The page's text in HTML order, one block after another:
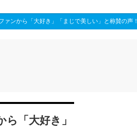
ンから「大好き」「まじで美しい」と称賛の声！
「大好き」